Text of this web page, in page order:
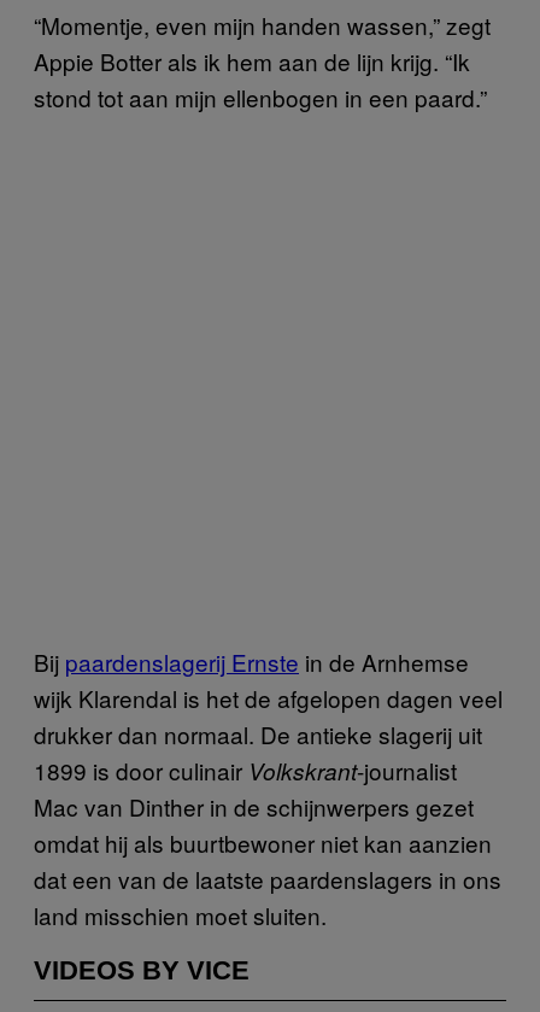
“Momentje, even mijn handen wassen,” zegt
Appie Botter als ik hem aan de lijn krijg. “Ik
stond tot aan mijn ellenbogen in een paard.”
Bij paardenslagerij Ernste in de Arnhemse
wijk Klarendal is het de afgelopen dagen veel
drukker dan normaal. De antieke slagerij uit
1899 is door culinair Volkskrant-journalist
Mac van Dinther in de schijnwerpers gezet
omdat hij als buurtbewoner niet kan aanzien
dat een van de laatste paardenslagers in ons
land misschien moet sluiten.
VIDEOS BY VICE